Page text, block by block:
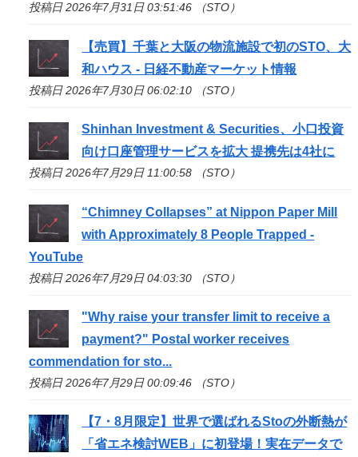
投稿日 2026年7月31日 03:51:46 （STO）
【売買】千葉と大阪の物流施設で初のSTO、大
和ハウス - 日経不動産マーケット情報
投稿日 2026年7月30日 06:02:10 （STO）
Shinhan Investment & Securities、小口投資
向け口座管理サービスを拡大 提携先は4社に
投稿日 2026年7月29日 11:00:58 （STO）
“Chimney Collapses” at Nippon Paper Mill
with Approximately 8 People Trapped -
YouTube
投稿日 2026年7月29日 04:03:30 （STO）
"Why raise your transfer limit to receive a
payment?" Postal worker receives
commendation forsto...
投稿日 2026年7月29日 00:09:46 （STO）
【7・8月限定】世界で選ばれるStoの外断熱が
「省エネ検討WEB」に初登場！実在データで